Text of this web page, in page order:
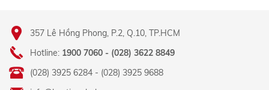
357 Lê Hồng Phong, P.2, Q.10, TP.HCM
Hotline: 1900 7060 - (028) 3622 8849
(028) 3925 6284 - (028) 3925 9688